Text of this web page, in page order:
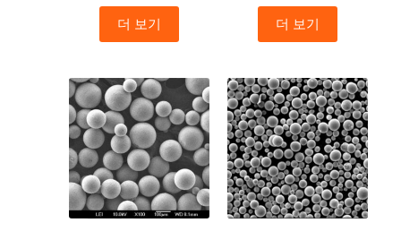
더 보기 더 보기